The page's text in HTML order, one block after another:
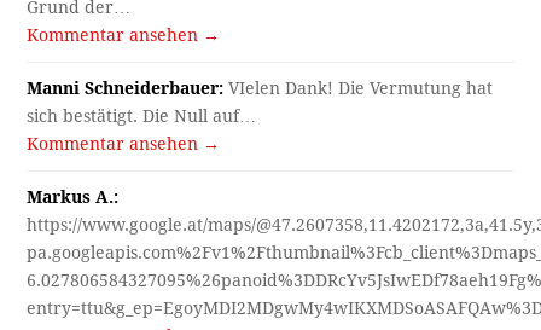
Grund der…
Kommentar ansehen →
Manni Schneiderbauer: VIelen Dank! Die Vermutung hat
sich bestätigt. Die Null auf…
Kommentar ansehen →
Markus A.:
https://www.google.at/maps/